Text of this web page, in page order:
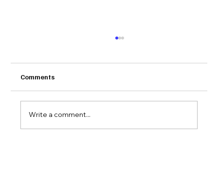
Kongsberg Agenda x Forte
Comments
Write a comment...